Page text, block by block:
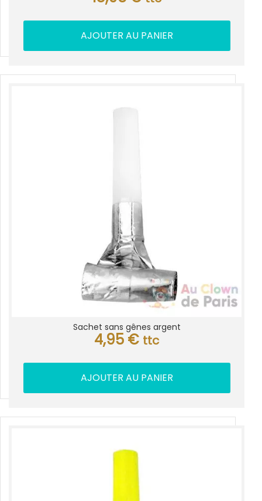
AJOUTER AU PANIER
Sachet sans gênes argent
4,95 € ttc
AJOUTER AU PANIER